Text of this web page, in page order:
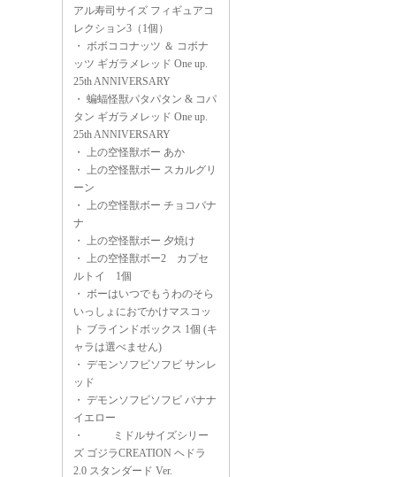
アル寿司サイズ フィギュアコ
レクション3（1個）
・ ボボココナッツ ＆ コボナ
ッツ ギガラメレッド One up.
25th ANNIVERSARY
・ 蝙蝠怪獣パタパタン & コパ
タン ギガラメレッド One up.
25th ANNIVERSARY
・ 上の空怪獣ボー あか
・ 上の空怪獣ボー スカルグリ
ーン
・ 上の空怪獣ボー チョコバナ
ナ
・ 上の空怪獣ボー 夕焼け
・ 上の空怪獣ボー2 カプセ
ルトイ 1個
・ ボーはいつでもうわのそら
いっしょにおでかけマスコッ
ト ブラインドボックス 1個 (キ
ャラは選べません)
・ デモンソフビソフビ サンレ
ッド
・ デモンソフビソフビ バナナ
イエロー
・
ミドルサイズシリー
ズ ゴジラCREATION ヘドラ
2.0 スタンダード Ver.